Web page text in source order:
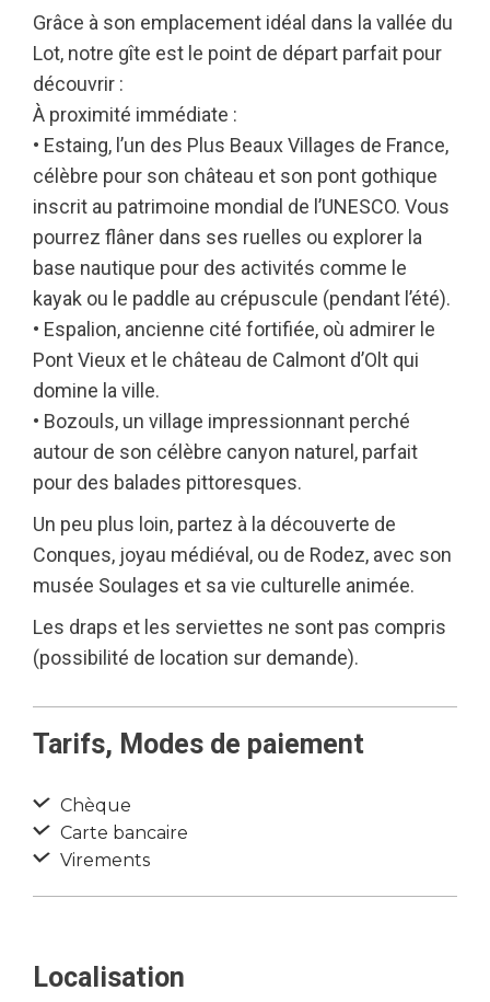
Grâce à son emplacement idéal dans la vallée du
Lot, notre gîte est le point de départ parfait pour
découvrir :
À proximité immédiate :
• Estaing, l’un des Plus Beaux Villages de France,
célèbre pour son château et son pont gothique
inscrit au patrimoine mondial de l’UNESCO. Vous
pourrez flâner dans ses ruelles ou explorer la
base nautique pour des activités comme le
kayak ou le paddle au crépuscule (pendant l’été).
• Espalion, ancienne cité fortifiée, où admirer le
Pont Vieux et le château de Calmont d’Olt qui
domine la ville.
• Bozouls, un village impressionnant perché
autour de son célèbre canyon naturel, parfait
pour des balades pittoresques.
Un peu plus loin, partez à la découverte de
Conques, joyau médiéval, ou de Rodez, avec son
musée Soulages et sa vie culturelle animée.
Les draps et les serviettes ne sont pas compris
(possibilité de location sur demande).
Tarifs, Modes de paiement
Chèque
Carte bancaire
Virements
Localisation